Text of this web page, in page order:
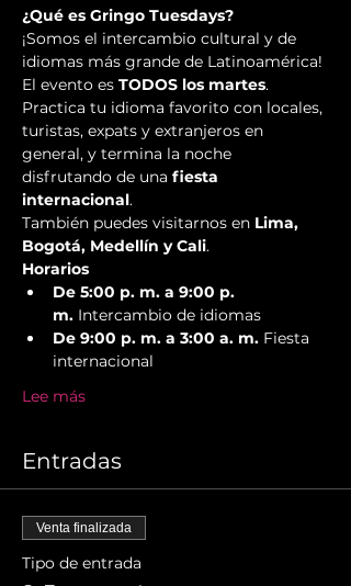
¿Qué es Gringo Tuesdays?
¡Somos el intercambio cultural y de
idiomas más grande de Latinoamérica!
El evento es TODOS los martes.
Practica tu idioma favorito con locales,
turistas, expats y extranjeros en
general, y termina la noche
disfrutando de una fiesta
internacional.
También puedes visitarnos en Lima,
Bogotá, Medellín y Cali.
Horarios
De 5:00 p. m. a 9:00 p.
m. Intercambio de idiomas
De 9:00 p. m. a 3:00 a. m. Fiesta
internacional
Lee más
Entradas
Venta finalizada
Tipo de entrada